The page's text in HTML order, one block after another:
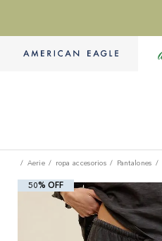
Aerie ropa accesorios Pantalones
50% OFF